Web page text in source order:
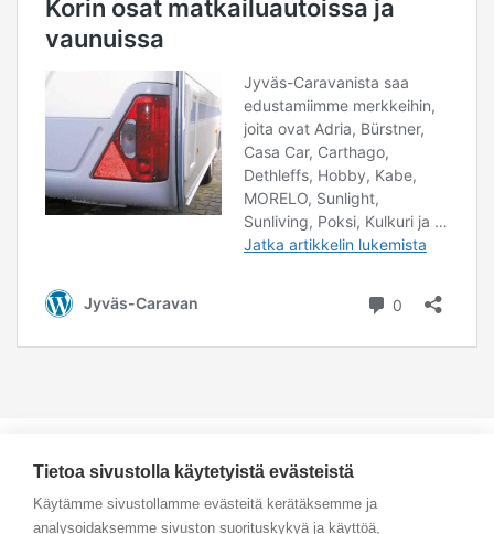
Tietoa sivustolla käytetyistä evästeistä
Käytämme sivustollamme evästeitä kerätäksemme ja
analysoidaksemme sivuston suorituskykyä ja käyttöä,